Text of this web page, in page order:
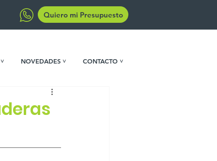
Quiero mi Presupuesto
NOVEDADES ˅ CONTACTO ˅